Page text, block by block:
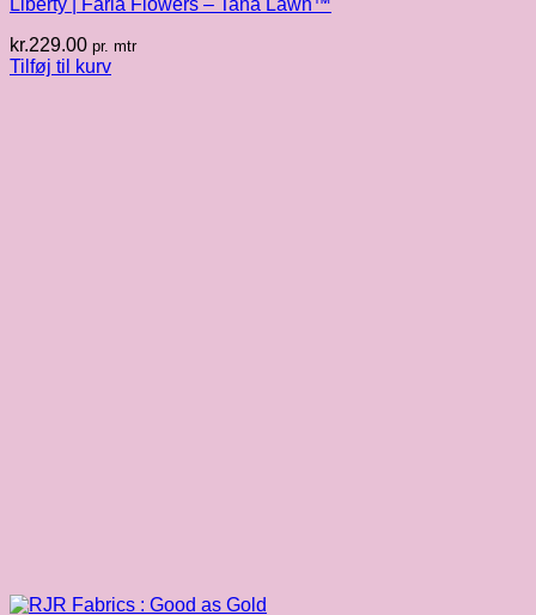
Liberty | Faria Flowers – Tana Lawn™
kr.229.00 pr. mtr
Tilføj til kurv